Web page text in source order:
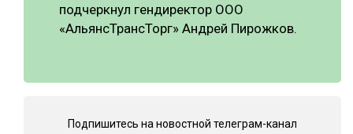
подчеркнул гендиректор ООО
«АльянсТрансТорг» Андрей Пирожков.
Подпишитесь на новостной телеграм-канал